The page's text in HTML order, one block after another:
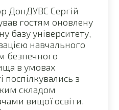
ДонДУВС Сергій
гостям оновлену
базу університету,
навчального
безпечного
в умовах
поспілкувались з
складом
вищої освіти.